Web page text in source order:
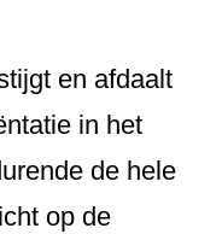
en afdaalt
in het
de hele
op de